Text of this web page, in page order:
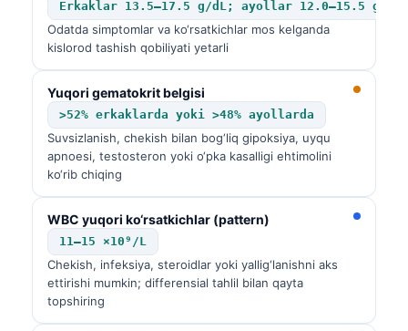
Erkaklar 13.5–17.5 g/dL; ayollar 12.0–15.5 g/dL
Odatda simptomlar va ko‘rsatkichlar mos kelganda
kislorod tashish qobiliyati yetarli
Yuqori gematokrit belgisi
>52% erkaklarda yoki >48% ayollarda
Suvsizlanish, chekish bilan bog‘liq gipoksiya, uyqu
apnoesi, testosteron yoki o‘pka kasalligi ehtimolini
ko‘rib chiqing
WBC yuqori ko‘rsatkichlar (pattern)
11–15 ×10⁹/L
Chekish, infeksiya, steroidlar yoki yallig‘lanishni aks
ettirishi mumkin; differensial tahlil bilan qayta
topshiring